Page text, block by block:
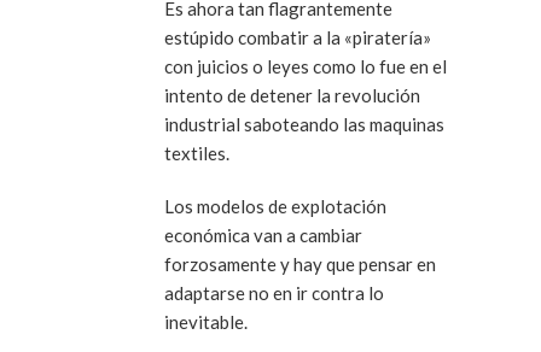
Es ahora tan flagrantemente
estúpido combatir a la «piratería»
con juicios o leyes como lo fue en el
intento de detener la revolución
industrial saboteando las maquinas
textiles.
Los modelos de explotación
económica van a cambiar
forzosamente y hay que pensar en
adaptarse no en ir contra lo
inevitable.